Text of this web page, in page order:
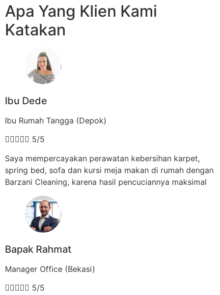
Apa Yang Klien Kami
Katakan
Ibu Dede
Ibu Rumah Tangga (Depok)
 5/5
Saya mempercayakan perawatan kebersihan karpet,
spring bed, sofa dan kursi meja makan di rumah dengan
Barzani Cleaning, karena hasil pencuciannya maksimal
Bapak Rahmat
Manager Office (Bekasi)
 5/5